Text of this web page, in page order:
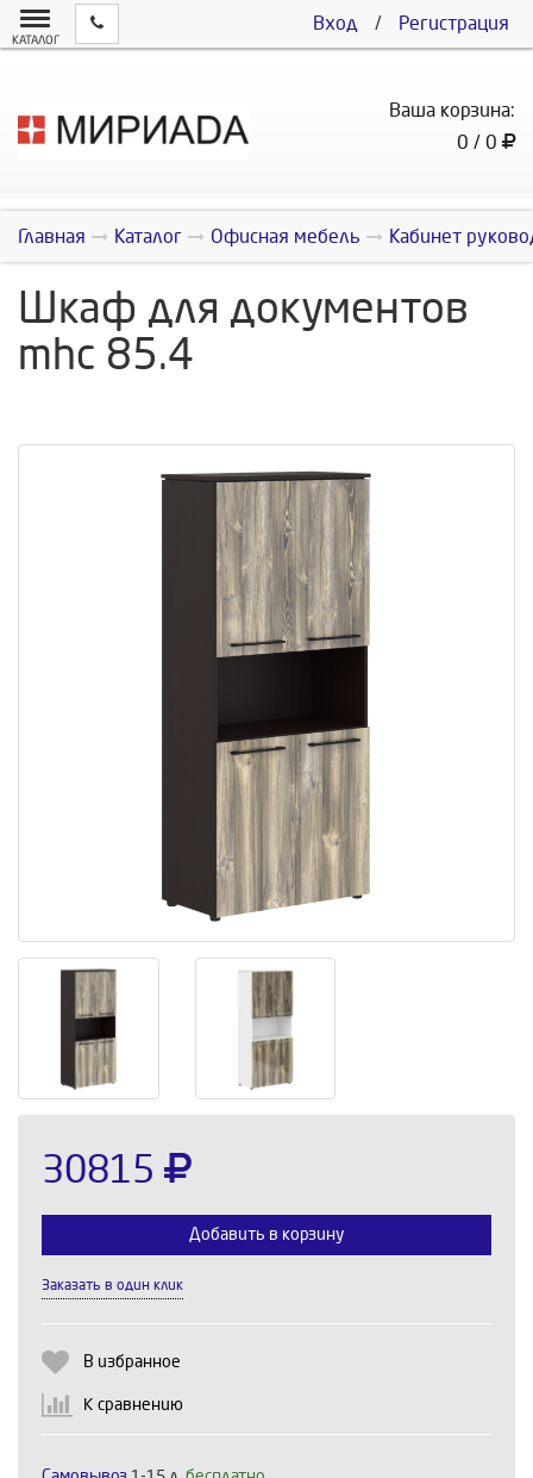
Вход / Регистрация
КАТАЛОГ
Ваша корзина:
0 / 0
Главная Каталог Офисная мебель Кабинет
Шкаф для документов
mhc 85.4
30815
Добавить в корзину
Заказать в один клик
В избранное
К сравнению